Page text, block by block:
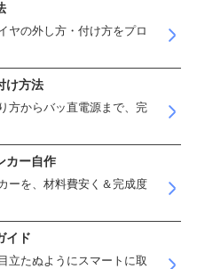
ヤの外し方・付け方をプロ
け方法
方からバッ直電源まで、完
カー自作
ーを、材料費安く＆完成度
イド
立たぬようにスマートに取